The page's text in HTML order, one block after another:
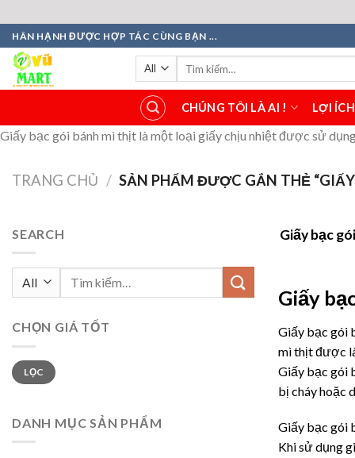
Skip
to
content
HÂN HẠNH ĐƯỢC HỢP TÁC CÙNG BẠN ...
CHÚNG TÔI LÀ AI ! LỢI
Giấy bạc gói bánh mì thịt là một loại giấy chịu nhiệt được sử
TRANG CHỦ / SẢN PHẨM ĐƯỢC GẮN THẺ
SEARCH
Tìm
kiếm:
CHỌN GIÁ TỐT
Giá
tối
thiểu
Giá
tối
đa
LỌC
DANH MỤC SẢN PHẨM
Giấy bạc
Giấy
Giấy bạc gói
mì thịt được
Giấy bạc gói
bị cháy hoặc
Giấy bạc gói
Khi sử dụng